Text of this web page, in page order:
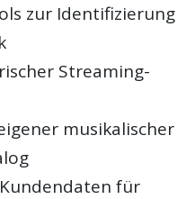
zur Identifizierung
Streaming-
musikalischer
für